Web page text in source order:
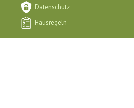
Datenschutz
Hausregeln